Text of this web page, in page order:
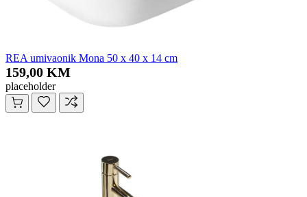
REA umivaonik Mona 50 x 40 x 14 cm
159,00 KM
placeholder